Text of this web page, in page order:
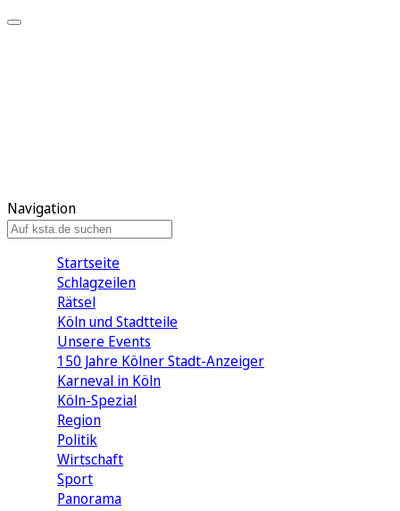
Navigation
Startseite
Schlagzeilen
Rätsel
Köln und Stadtteile
Unsere Events
150 Jahre Kölner Stadt-Anzeiger
Karneval in Köln
Köln-Spezial
Region
Politik
Wirtschaft
Sport
Panorama